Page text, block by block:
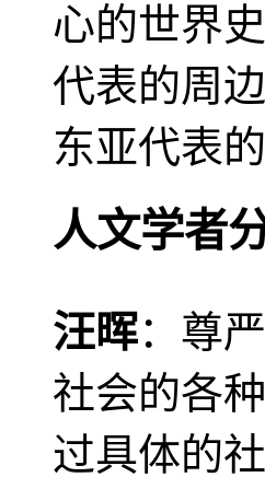
心的世界
代表的周
东亚代表
人文学者
汪晖：尊
社会的各
过具体的